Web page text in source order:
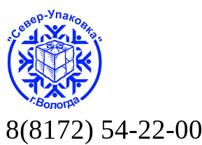
8(8172) 54-22-00